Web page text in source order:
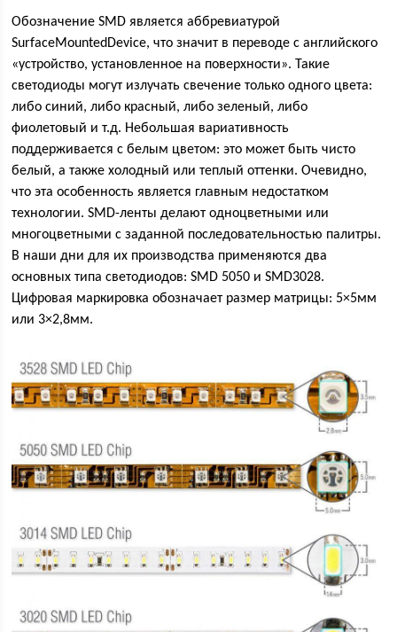
Обозначение SMD является аббревиатурой
SurfaceMountedDevice, что значит в переводе с английского
«устройство, установленное на поверхности». Такие
светодиоды могут излучать свечение только одного цвета:
либо синий, либо красный, либо зеленый, либо
фиолетовый и т.д. Небольшая вариативность
поддерживается с белым цветом: это может быть чисто
белый, а также холодный или теплый оттенки. Очевидно,
что эта особенность является главным недостатком
технологии. SMD-ленты делают одноцветными или
многоцветными с заданной последовательностью палитры.
В наши дни для их производства применяются два
основных типа светодиодов: SMD 5050 и SMD3028.
Цифровая маркировка обозначает размер матрицы: 5×5мм
или 3×2,8мм.